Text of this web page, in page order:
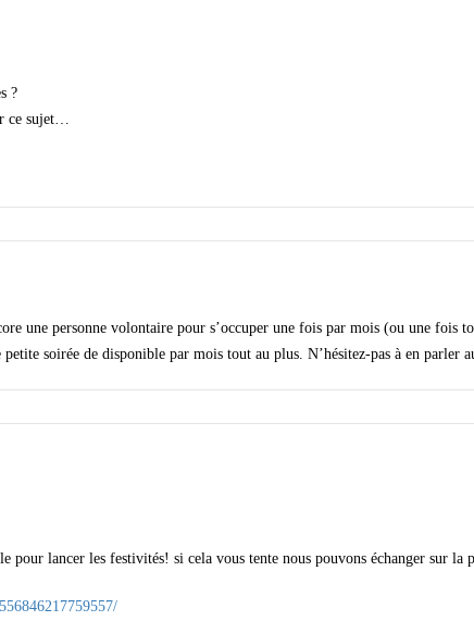
?
ce sujet…
une personne volontaire pour s’occuper une fois par mois (ou une fois
petite soirée de disponible par mois tout au plus. N’hésitez-pas à en parler
pour lancer les festivités! si cela vous tente nous pouvons échanger sur la